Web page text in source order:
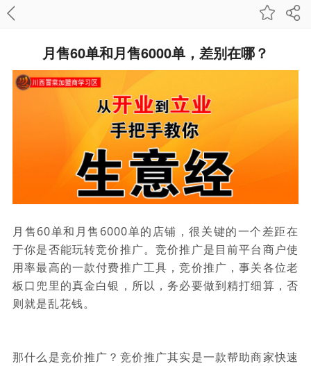
月售60单和月售6000单，差别在哪？
月售60单和月售6000单的店铺，很关键的一个差距在
于你是否能玩转竞价推广。竞价推广是目前平台商户使
用率最高的一款付费推广工具，竞价推广，事关各位老
板口兜里的真金白银，所以，务必要做到精打细算，否
则就是乱花钱。
那什么是竞价推广？竞价推广其实是一款帮助商家快速